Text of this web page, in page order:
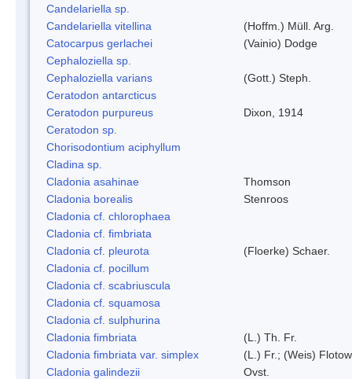
Candelariella sp.
Candelariella vitellina
(Hoffm.) Müll. Arg.
Catocarpus gerlachei
(Vainio) Dodge
Cephaloziella sp.
Cephaloziella varians
(Gott.) Steph.
Ceratodon antarcticus
Ceratodon purpureus
Dixon, 1914
Ceratodon sp.
Chorisodontium aciphyllum
Cladina sp.
Cladonia asahinae
Thomson
Cladonia borealis
Stenroos
Cladonia cf. chlorophaea
Cladonia cf. fimbriata
Cladonia cf. pleurota
(Floerke) Schaer.
Cladonia cf. pocillum
Cladonia cf. scabriuscula
Cladonia cf. squamosa
Cladonia cf. sulphurina
Cladonia fimbriata
(L.) Th. Fr.
Cladonia fimbriata var. simplex
(L.) Fr.; (Weis) Flotow
Cladonia galindezii
Ovst.